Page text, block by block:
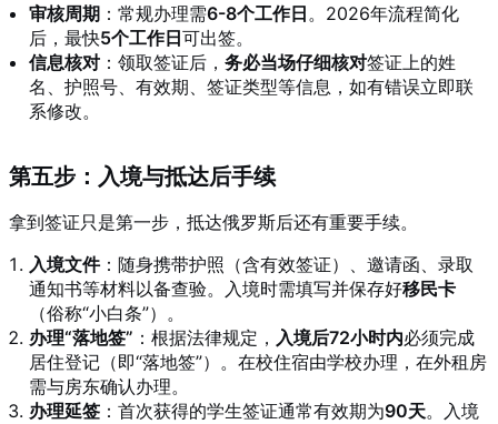
审核周期 ：常规办理需6-8个工作日 。2026年流程简化
后，最快5个工作日可出签。
信息核对 ：领取签证后， 务必当场仔细核对签证上的姓
名、护照号、有效期、签证类型等信息，如有错误立即联
系修改。
第五步：入境与抵达后手续
拿到签证只是第一步，抵达俄罗斯后还有重要手续。
入境文件：随身携带护照（含有效签证）、邀请函、录取
通知书等材料以备查验。入境时需填写并保存好移民卡
（俗称“小白条”） 。
办理“落地签” ：根据法律规定， 入境后72小时内必须完成
居住登记（即“落地签”） 。在校住宿由学校办理，在外租房
需与房东确认办理。
办理延签 ：首次获得的学生签证通常有效期为90天。入境